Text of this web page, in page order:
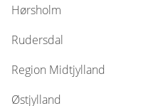
Hørsholm
Rudersdal
Region Midtjylland
Østjylland